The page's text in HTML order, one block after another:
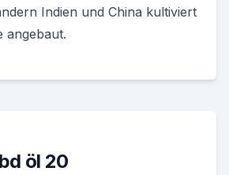
Indien und China kultiviert
angebaut.
öl 20